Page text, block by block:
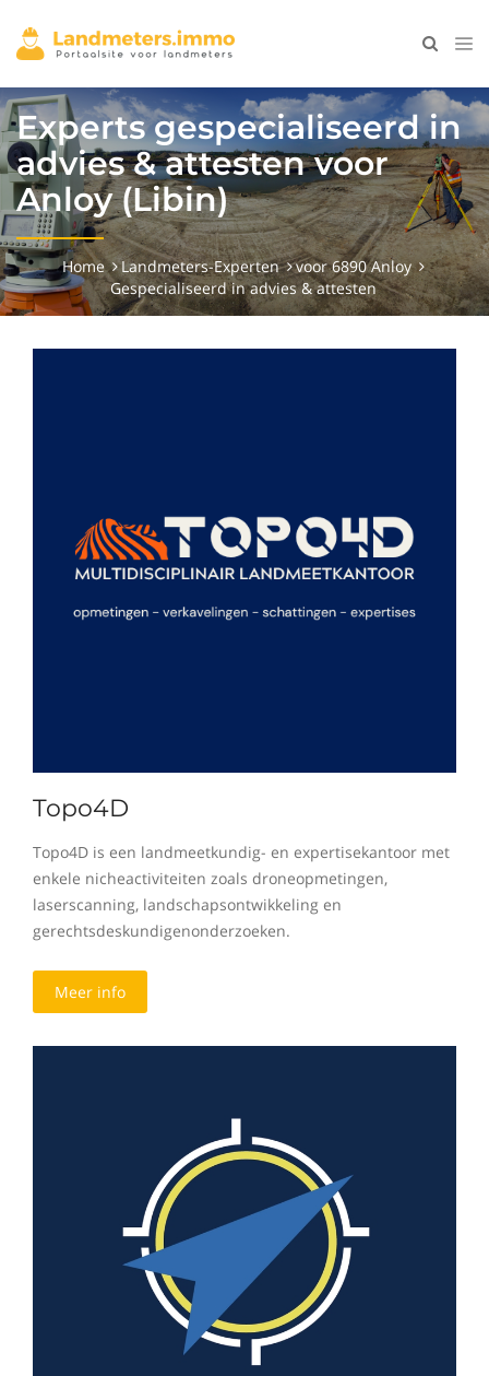
Experts gespecialiseerd in
advies & attesten voor
Anloy (Libin)
Home Landmeters-Experten
voor 6890 Anloy
Gespecialiseerd in advies & attesten
Topo4D
Topo4D is een landmeetkundig- en expertisekantoor met
enkele nicheactiviteiten zoals droneopmetingen,
laserscanning, landschapsontwikkeling en
gerechtsdeskundigenonderzoeken.
Meer info